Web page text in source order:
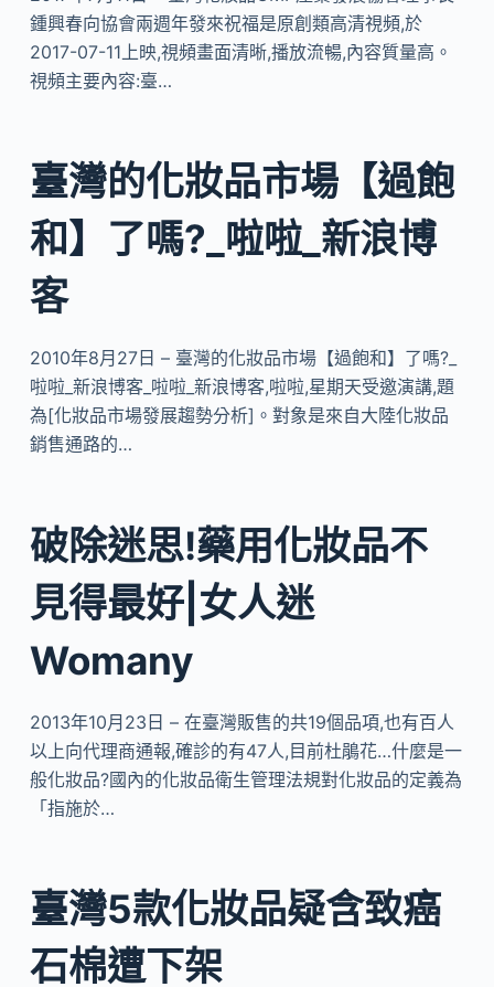
鍾興春向協會兩週年發來祝福是原創類高清視頻,於
2017-07-11上映,視頻畫面清晰,播放流暢,內容質量高。
視頻主要內容:臺…
臺灣的化妝品市場【過飽
和】了嗎?_啦啦_新浪博
客
2010年8月27日 – 臺灣的化妝品市場【過飽和】了嗎?_
啦啦_新浪博客_啦啦_新浪博客,啦啦,星期天受邀演講,題
為[化妝品市場發展趨勢分析]。對象是來自大陸化妝品
銷售通路的…
破除迷思!藥用化妝品不
見得最好|女人迷
Womany
2013年10月23日 – 在臺灣販售的共19個品項,也有百人
以上向代理商通報,確診的有47人,目前杜鵑花…什麼是一
般化妝品?國內的化妝品衛生管理法規對化妝品的定義為
「指施於…
臺灣5款化妝品疑含致癌
石棉遭下架